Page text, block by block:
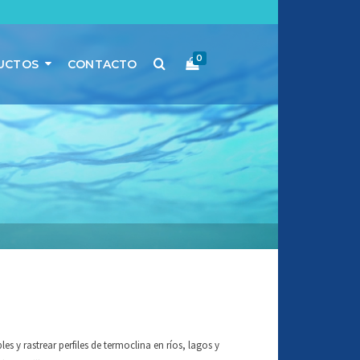
CONTACTO 0
y rastrear perfiles de termoclina en ríos, lagos y